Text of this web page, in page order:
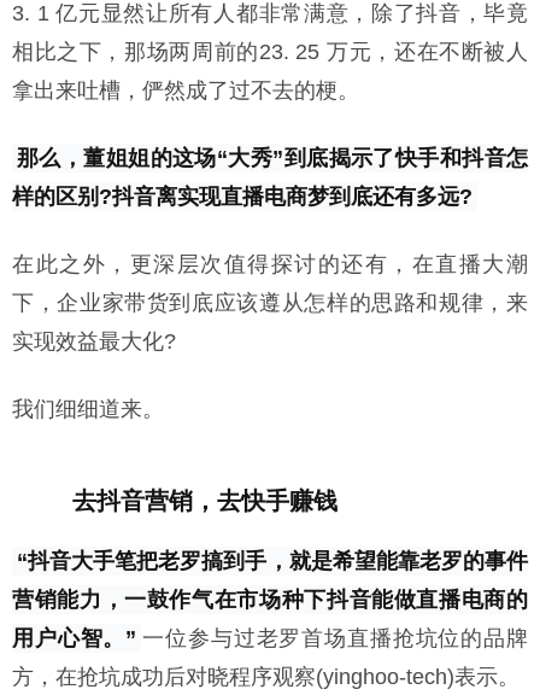
3. 1 亿元显然让所有人都非常满意，除了抖音，毕竟
相比之下，那场两周前的23. 25 万元，还在不断被人
拿出来吐槽，俨然成了过不去的梗。
那么，董姐姐的这场“大秀”到底揭示了快手和抖音怎
样的区别?抖音离实现直播电商梦到底还有多远?
在此之外，更深层次值得探讨的还有，在直播大潮
下，企业家带货到底应该遵从怎样的思路和规律，来
实现效益最大化?
我们细细道来。
去抖音营销，去快手赚钱
“抖音大手笔把老罗搞到手，就是希望能靠老罗的事件
营销能力，一鼓作气在市场种下抖音能做直播电商的
用户心智。” 一位参与过老罗首场直播抢坑位的品牌
方，在抢坑成功后对晓程序观察(yinghoo-tech)表示。